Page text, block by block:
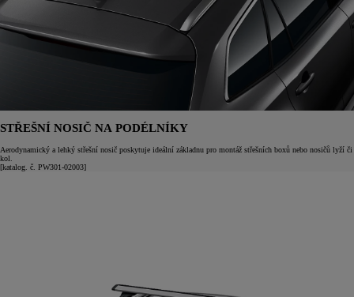
STŘEŠNÍ NOSIČ NA PODÉLNÍKY
Aerodynamický a lehký střešní nosič poskytuje ideální základnu pro montáž střešních boxů nebo nosičů lyží či
kol.
[katalog. č. PW301-02003]